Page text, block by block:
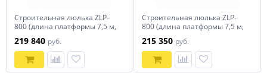
Строительная люлька ZLP-
800 (длина платформы 7,5 м,
219 840 руб.
Строительная люлька ZLP-
800 (длина платформы 7,5 м,
215 350 руб.